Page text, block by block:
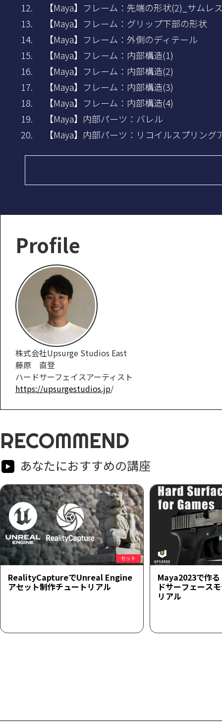
【Maya】フレーム：先端の形状(2)_サムレ
【Maya】フレーム：グリップ下部の形状
【Maya】フレーム：外側のディテール
【Maya】フレーム：内部構造(1)
【Maya】フレーム：内部構造(2)
【Maya】フレーム：内部構造(3)
【Maya】フレーム：内部構造(4)
【Maya】内部パーツ：バレル
【Maya】内部パーツ：リコイルスプリング
Profile
株式会社Upsurge Studios East
藤原 直登
ハードサーフェイスアーティスト
https://upsurgestudios.jp/
RECOMMEND
あなたにおすすめの講座
セット
RealityCaptureでUnreal Engine
アセット制作チュートリアル
Maya2023で作
ドサーフェース
リアル